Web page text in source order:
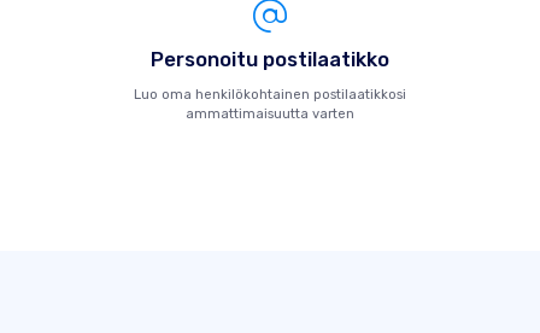
Personoitu postilaatikko
Luo oma henkilökohtainen postilaatikkosi
ammattimaisuutta varten